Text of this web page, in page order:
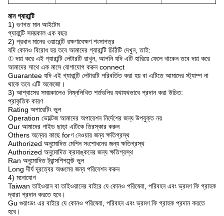
মান গ্যারান্টি
1) গুণগত মান আইটেম
গ্যারান্টি সময়কাল এক বছর
2) প্রধান মানের ওয়ারেন্টি রক্ষণাবেক্ষণ শংসাপত্র
যদি কোনও বিরোধ হয় তবে আমাদের গ্যারান্টি চিঠিটি দেখুন, তাই:
① দয়া করে এই গ্যারান্টি লেটারটি রাখুন, আপনি যদি এটি হারিয়ে ফেলে থাকেন তবে দয়া করে
আমাদের সাথে এক মাসে যোগাযোগ করুন connect
Guarantee যদি এই গ্যারান্টি লেটারটি পরিবর্তিত করা হয় বা এটিতে আমাদের স্ট্যাম্প না
থাকে তবে এটি অকেজো।
3) আশ্বাসের সময়কালেও নিম্নলিখিত শর্তগুলির যথাযথভাবে প্রদান করা উচিত:
প্রাকৃতিক কারণ
Rating অপারেটিং ভুল
Operation ভোল্টেজ আমাদের অপারেশন নির্দেশের জন্য উপযুক্ত নয়
Our আমাদের গাইড ছাড়া এটিকে তিরস্কার করুন
Others অন্যের কাছে forণ নেওয়ার জন্য ক্ষতিগ্রস্থ
Authorized অনুমোদিত মেশিন সংশোধনের জন্য ক্ষতিগ্রস্থ
Authorized অনুমোদিত ক্রমাঙ্কনের জন্য ক্ষতিগ্রস্থ
Ran অনুমোদিত ট্রান্সশিপমেন্ট ভুল
Long দীর্ঘ দূরত্বের অঞ্চলের জন্য পরিবেশন করুন
4) মনোযোগ
Taiwan তাইওয়ান বা তাইওয়ানের বাইরে যে কোনও পরিষেবা, পরিবহন এবং ভ্রমণ ফি গ্রাহক
দ্বারা প্রদান করতে হবে।
Gu গুয়াংডং এর বাইরে যে কোনও পরিষেবা, পরিবহন এবং ভ্রমণ ফি গ্রাহক প্রদান করতে
হবে।